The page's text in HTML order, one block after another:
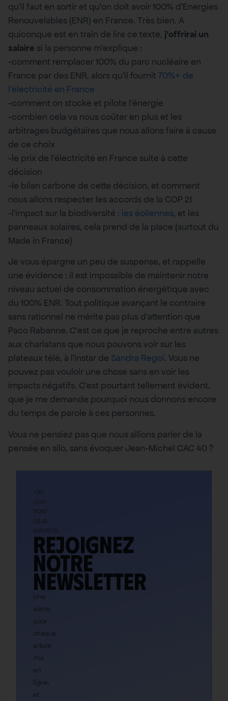
qu’il faut en sortir et qu’on doit avoir 100% d’Energies
Renouvelables (ENR) en France. Très bien. A
quiconque est en train de lire ce texte, j’offrirai un
salaire si la personne m’explique :
-comment remplacer 100% du parc nucléaire en
France par des ENR, alors qu’il fournit 70%+ de
l’électricité en France
-comment on stocke et pilote l’énergie
-combien cela va nous coûter en plus et les
arbitrages budgétaires que nous allons faire à cause
de ce choix
-le prix de l’électricité en France suite à cette
décision
-le bilan carbone de cette décision, et comment
nous allons respecter les accords de la COP 21
-l’impact sur la biodiversité : les éoliennes, et les
panneaux solaires, cela prend de la place (surtout du
Made in France)
Je vous épargne un peu de suspense, et rappelle
une évidence : il est impossible de maintenir notre
niveau actuel de consommation énergétique avec
du 100% ENR. Tout politique avançant le contraire
sans rationnel ne mérite pas plus d’attention que
Paco Rabanne. C’est ce que je reproche entre autres
aux charlatans que nous pouvons voir sur les
plateaux télé, à l’instar de Sandra Regol. Vous ne
pouvez pas vouloir une chose sans en voir les
impacts négatifs. C’est pourtant tellement évident,
que je me demande pourquoi nous donnons encore
du temps de parole à ces personnes.
Vous ne pensiez pas que nous allions parler de la
pensée en silo, sans évoquer Jean-Michel CAC 40 ?
+30
000
SONT
DÉJÀ
INSCRITS
Rejoignez
notre
newsletter
Une
alerte
pour
chaque
article
mis
en
ligne,
et